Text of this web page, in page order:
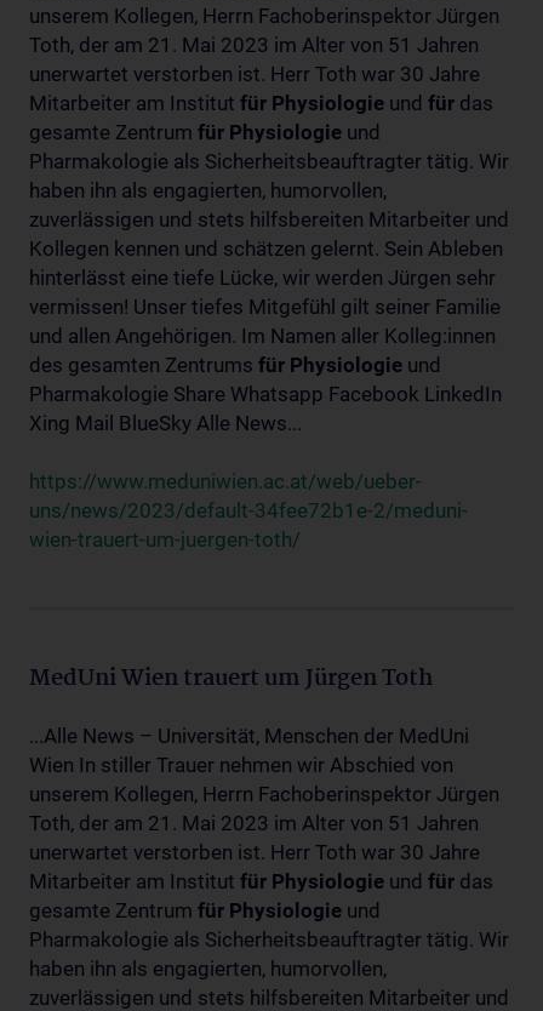
unserem Kollegen, Herrn Fachoberinspektor Jürgen
Toth, der am 21. Mai 2023 im Alter von 51 Jahren
unerwartet verstorben ist. Herr Toth war 30 Jahre
Mitarbeiter am Institut für Physiologie und für das
gesamte Zentrum für Physiologie und
Pharmakologie als Sicherheitsbeauftragter tätig. Wir
haben ihn als engagierten, humorvollen,
zuverlässigen und stets hilfsbereiten Mitarbeiter und
Kollegen kennen und schätzen gelernt. Sein Ableben
hinterlässt eine tiefe Lücke, wir werden Jürgen sehr
vermissen! Unser tiefes Mitgefühl gilt seiner Familie
und allen Angehörigen. Im Namen aller Kolleg:innen
des gesamten Zentrums für Physiologie und
Pharmakologie Share Whatsapp Facebook LinkedIn
Xing Mail BlueSky Alle News...
https://www.meduniwien.ac.at/web/ueber-
uns/news/2023/default-34fee72b1e-2/meduni-
wien-trauert-um-juergen-toth/
MedUni Wien trauert um Jürgen Toth
...Alle News – Universität, Menschen der MedUni
Wien In stiller Trauer nehmen wir Abschied von
unserem Kollegen, Herrn Fachoberinspektor Jürgen
Toth, der am 21. Mai 2023 im Alter von 51 Jahren
unerwartet verstorben ist. Herr Toth war 30 Jahre
Mitarbeiter am Institut für Physiologie und für das
gesamte Zentrum für Physiologie und
Pharmakologie als Sicherheitsbeauftragter tätig. Wir
haben ihn als engagierten, humorvollen,
zuverlässigen und stets hilfsbereiten Mitarbeiter und